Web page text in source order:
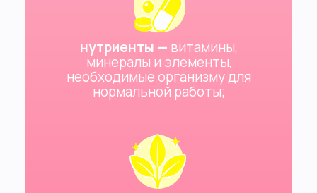
нутриенты — витамины,
минералы и элементы,
необходимые организму для
нормальной работы;